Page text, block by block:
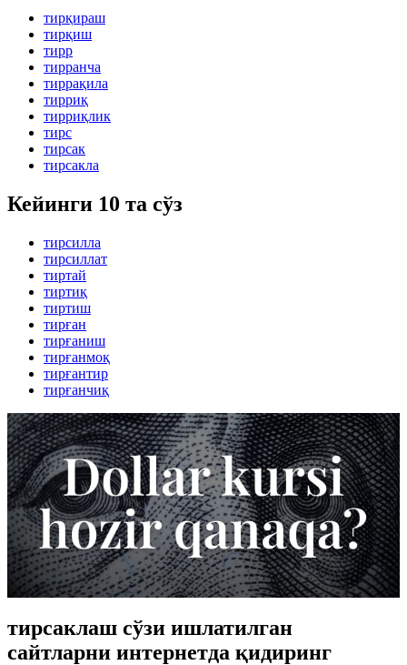
тирқираш
тирқиш
тирр
тирранча
тиррақила
тирриқ
тирриқлик
тирс
тирсак
тирсакла
Кейинги 10 та сўз
тирсилла
тирсиллат
тиртай
тиртиқ
тиртиш
тирған
тирғаниш
тирғанмоқ
тирғантир
тирғанчиқ
тирсаклаш сўзи ишлатилган
сайтларни интернетда қидиринг